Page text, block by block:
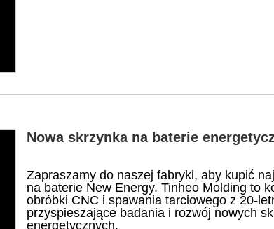
Nowa skrzynka na baterie
Zapraszamy do naszej fabryki, aby kupić
na baterie New Energy. Tinheo Molding to
obróbki CNC i spawania tarciowego z 20-
przyspieszające badania i rozwój nowych
energetycznych.